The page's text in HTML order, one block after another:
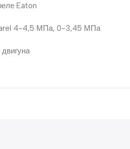
Eaton
Carel 4-4,5 МПа, 0-3,45 МПа